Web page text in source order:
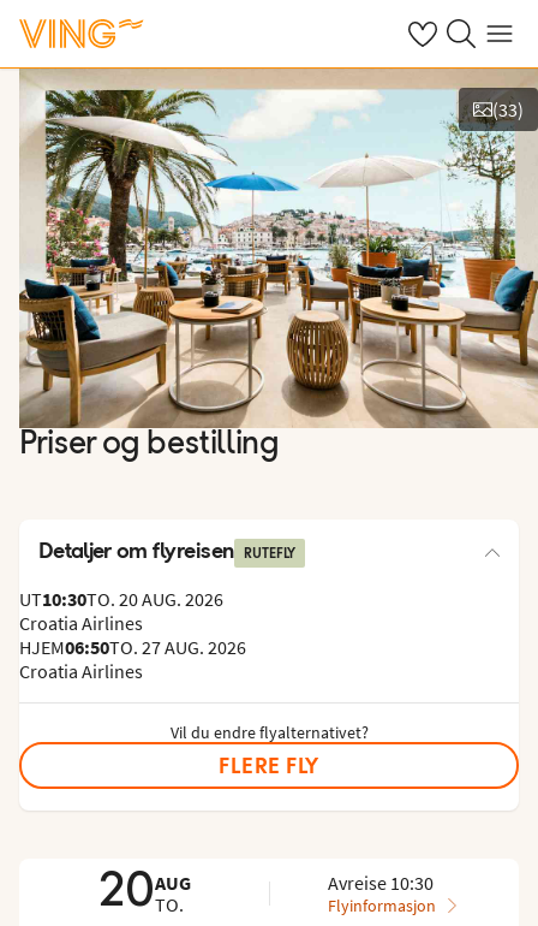
Se dine sparte
Søk påMeny
Vis bilder
(33)
Priser og bestilling
Detaljer om flyreisen RUTEFLY
UT10:30TO. 20 AUG. 2026
Croatia Airlines
HJEM06:50TO. 27 AUG. 2026
Croatia Airlines
Vil du endre flyalternativet?
FLERE FLY
20AUG
TO.
Avreise 10:30
Flyinformasjon